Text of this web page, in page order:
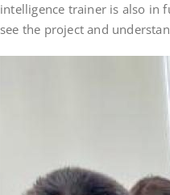
intelligence trainer is also in
see the project and